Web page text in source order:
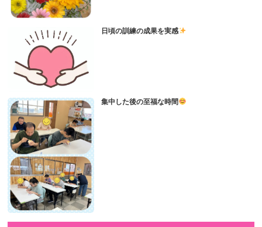
日頃の訓練の成果を実感
集中した後の至福な時間